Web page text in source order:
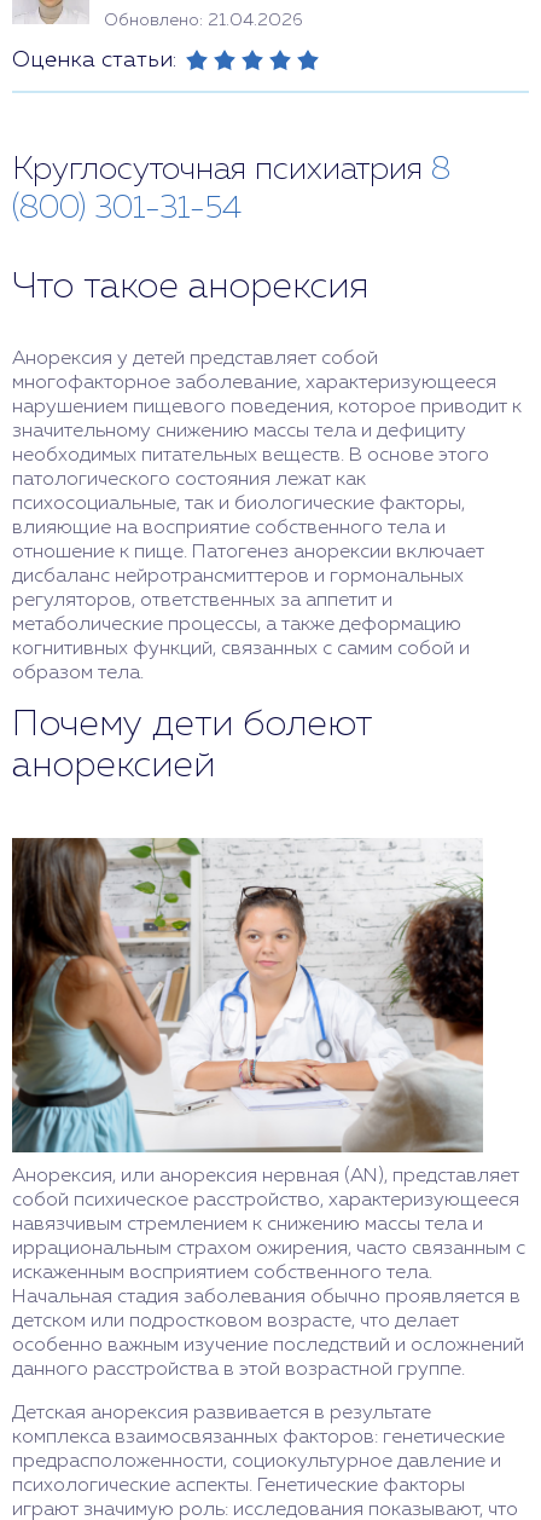
Обновлено: 21.04.2026
Оценка статьи:
Круглосуточная психиатрия 8
(800) 301-31-54
Что такое анорексия
Анорексия у детей представляет собой
многофакторное заболевание, характеризующееся
нарушением пищевого поведения, которое приводит к
значительному снижению массы тела и дефициту
необходимых питательных веществ. В основе этого
патологического состояния лежат как
психосоциальные, так и биологические факторы,
влияющие на восприятие собственного тела и
отношение к пище. Патогенез анорексии включает
дисбаланс нейротрансмиттеров и гормональных
регуляторов, ответственных за аппетит и
метаболические процессы, а также деформацию
когнитивных функций, связанных с самим собой и
образом тела.
Почему дети болеют
анорексией
Анорексия, или анорексия нервная (AN), представляет
собой психическое расстройство, характеризующееся
навязчивым стремлением к снижению массы тела и
иррациональным страхом ожирения, часто связанным с
искаженным восприятием собственного тела.
Начальная стадия заболевания обычно проявляется в
детском или подростковом возрасте, что делает
особенно важным изучение последствий и осложнений
данного расстройства в этой возрастной группе.
Детская анорексия развивается в результате
комплекса взаимосвязанных факторов: генетические
предрасположенности, социокультурное давление и
психологические аспекты. Генетические факторы
играют значимую роль: исследования показывают, что